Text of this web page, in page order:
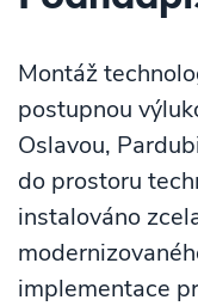
Montáž
postupnou
Oslavou,
do prostoru
instalováno
implementace